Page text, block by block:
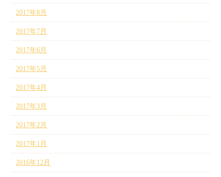
2017年8月
2017年7月
2017年6月
2017年5月
2017年4月
2017年3月
2017年2月
2017年1月
2016年12月